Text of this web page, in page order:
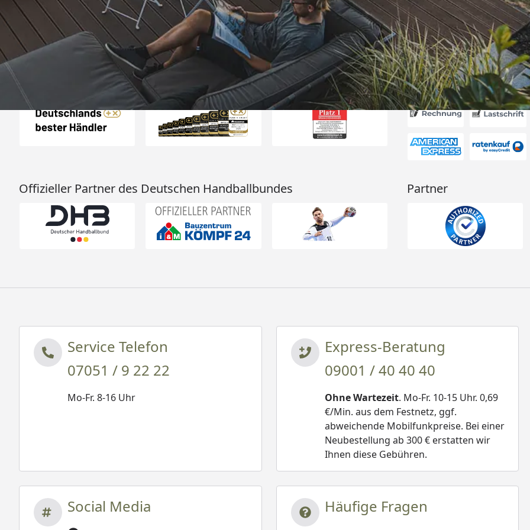
4,81/ 5
25.974 Bewertungen
nächsten Tage wieder bestellen
Grüße an die Belegschaft gute
Arbeit👍🏾👍🏾“
08.08.2026
Auszeichnungen Akzeptierte
Offizieller Partner des Deutschen Handballbundes Partner
Service Telefon
07051 / 9 22 22
Mo-Fr. 8-16 Uhr
Express-Beratung
09001 / 40 40 40
Ohne Wartezeit. Mo-Fr. 10-15 Uhr. 0,69
€/Min. aus dem Festnetz, ggf.
abweichende Mobilfunkpreise. Bei einer
Neubestellung ab 300 € erstatten wir
Ihnen diese Gebühren.
Social Media Häufige Fragen